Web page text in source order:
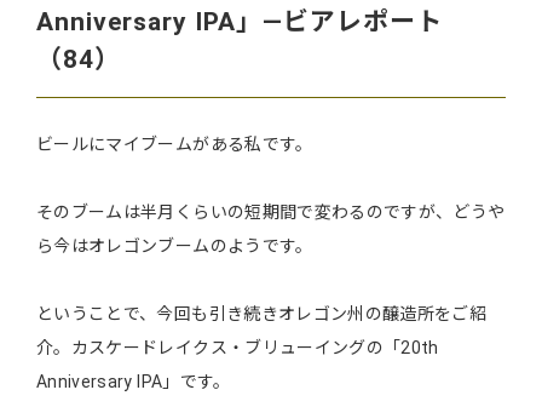
Anniversary IPA」―ビアレポート
（84）
ビールにマイブームがある私です。
そのブームは半月くらいの短期間で変わるのですが、どうや
ら今はオレゴンブームのようです。
ということで、今回も引き続きオレゴン州の醸造所をご紹
介。カスケードレイクス・ブリューイングの「20th
Anniversary IPA」です。